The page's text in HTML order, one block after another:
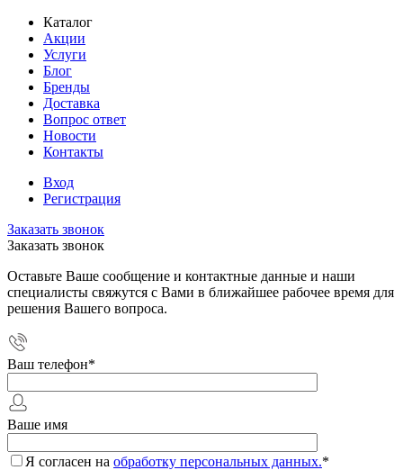
Каталог
Акции
Услуги
Блог
Бренды
Доставка
Вопрос ответ
Новости
Контакты
Вход
Регистрация
Заказать звонок
Заказать звонок
Оставьте Ваше сообщение и контактные данные и наши
специалисты свяжутся с Вами в ближайшее рабочее время для
решения Вашего вопроса.
Ваш телефон*
Ваше имя
Я согласен на обработку персональных данных.*